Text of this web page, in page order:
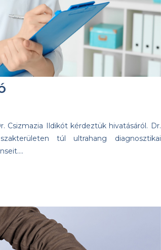
Csizmazia Ildikót kérdeztük hivatásáról. Dr.
túl ultrahang diagnosztikai